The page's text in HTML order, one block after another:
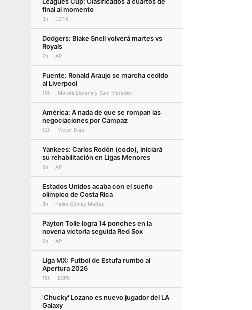
final al momento
3h ESPN
Dodgers: Blake Snell volverá martes vs
Royals
7h AP
Fuente: Ronald Araujo se marcha cedido
al Liverpool
10h Moisés Llorens y Sam Marsden
América: A nada de que se rompan las
negociaciones por Campaz
12h Víctor Díaz
Yankees: Carlos Rodón (codo), iniciará
su rehabilitación en Ligas Menores
9h AP
Estados Unidos acaba con el sueño
olímpico de Costa Rica
8h Keish Gómez Muñoz
Payton Tolle logra 14 ponches en la
novena victoria seguida Red Sox
5h AP
Liga MX: Futbol de Estufa rumbo al
Apertura 2026
15h ESPN
'Chucky' Lozano es nuevo jugador del LA
Galaxy